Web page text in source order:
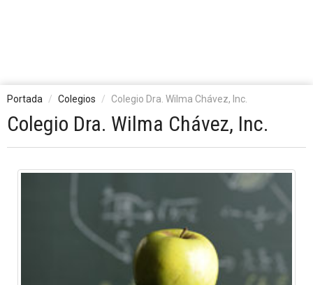
Portada Colegios Colegio Dra. Wilma Chávez, Inc.
Colegio Dra. Wilma Chávez, Inc.